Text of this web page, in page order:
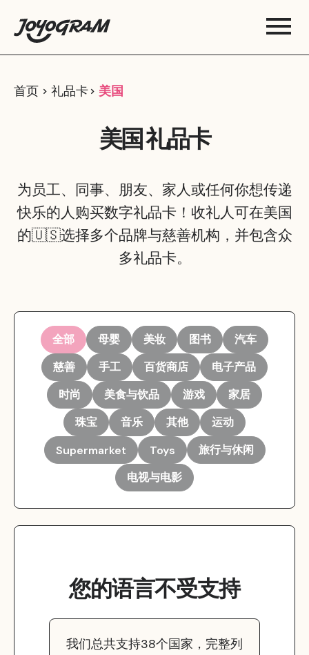
首页 礼品卡 美国
美国 礼品卡
为员工、同事、朋友、家人或任何你想传递
快乐的人购买数字礼品卡！收礼人可在美国
的🇺🇸选择多个品牌与慈善机构，并包含众
多礼品卡。
全部 母婴 美妆 图书
汽车
慈善
手工 百货商店
电子产品
时尚
美食与饮品 游戏
家居
珠宝
音乐 其他
运动
Supermarket
Toys
旅行与休闲
电视与电影
您的语言不受支持
我们总共支持38个国家，完整列